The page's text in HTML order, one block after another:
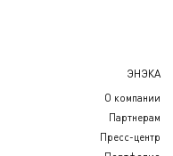
ЭНЭКА
О компании
Партнерам
Пресс-центр